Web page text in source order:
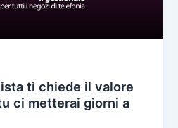
ti chiede il valore
ci metterai giorni a